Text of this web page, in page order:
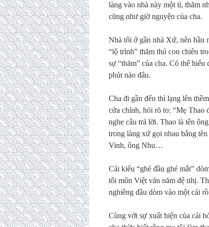
làng vào nhà này một tí, thăm
cũng như giờ nguyện của cha.
Nhà tôi ở gần nhà Xứ, nên hầu
“lộ trình” thăm thú con chiên
sự “thăm” của cha. Có thể
phút nào đâu.
Cha đi gần đến thì lạng lên
cửa chính, hỏi rõ to: “Mẹ Thao
nghe câu trả lời. Thao là tên
trong làng xứ gọi nhau bằng
Vinh, ông Nhu…
Cái kiểu “ghé đầu ghé mắt”
tôi môn Việt văn năm đệ nhị.
nghiêng đầu dòm vào một cái
Cùng với sự xuất hiện của cái